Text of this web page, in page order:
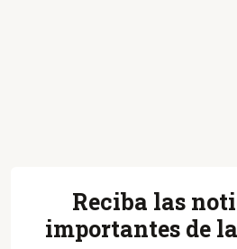
Reciba las
importantes de